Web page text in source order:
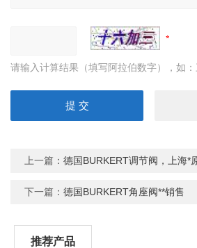
请输入计算结果（填写阿拉伯数字），如
上一篇：德国BURKERT调节阀，上海*
下一篇：德国BURKERT角座阀**销售
推荐产品